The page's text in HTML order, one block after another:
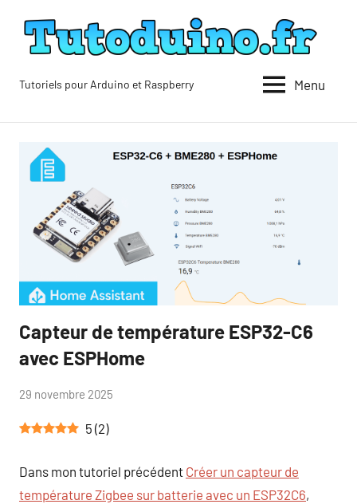
contenu
Tutoduino
Tutoriels pour Arduino et Raspberry Menu
Blog
Capteur de température ESP32-C6
avec ESPHome
par
29 novembre 2025
5 (2)
Dans mon tutoriel précédent Créer un capteur de
température Zigbee sur batterie avec un ESP32C6,